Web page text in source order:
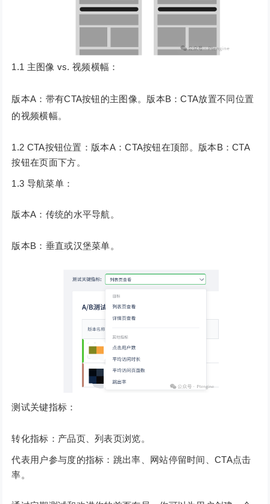
1.1 主图像 vs. 视频横幅：
版本A：带有CTA按钮的主图像。版本B：CTA放置不同位置
的视频横幅。
1.2 CTA按钮位置：版本A：CTA按钮在顶部。版本B：CTA
按钮在页面下方。
1.3 导航菜单：
版本A：传统的水平导航。
版本B：垂直或汉堡菜单。
测试关键指标：
转化指标：产品页、列表页浏览。
代表用户参与度的指标：跳出率、网站停留时间、CTA点击
率。